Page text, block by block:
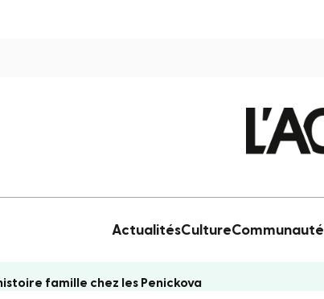
ActualitésCultureCommunauté
famille chez les Penickova